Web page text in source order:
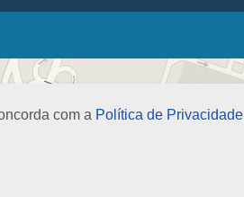
com a Política de Privacidade
LEGISLAÇÃO
Leis
Decretos-Lei